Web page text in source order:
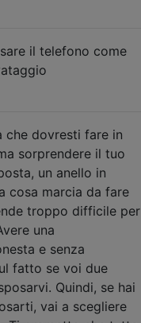
il telefono come
che dovresti fare in
sorprendere il tuo
un anello in
cosa marcia da fare
troppo difficile per
una
e senza
fatto se voi due
Quindi, se hai
vai a scegliere